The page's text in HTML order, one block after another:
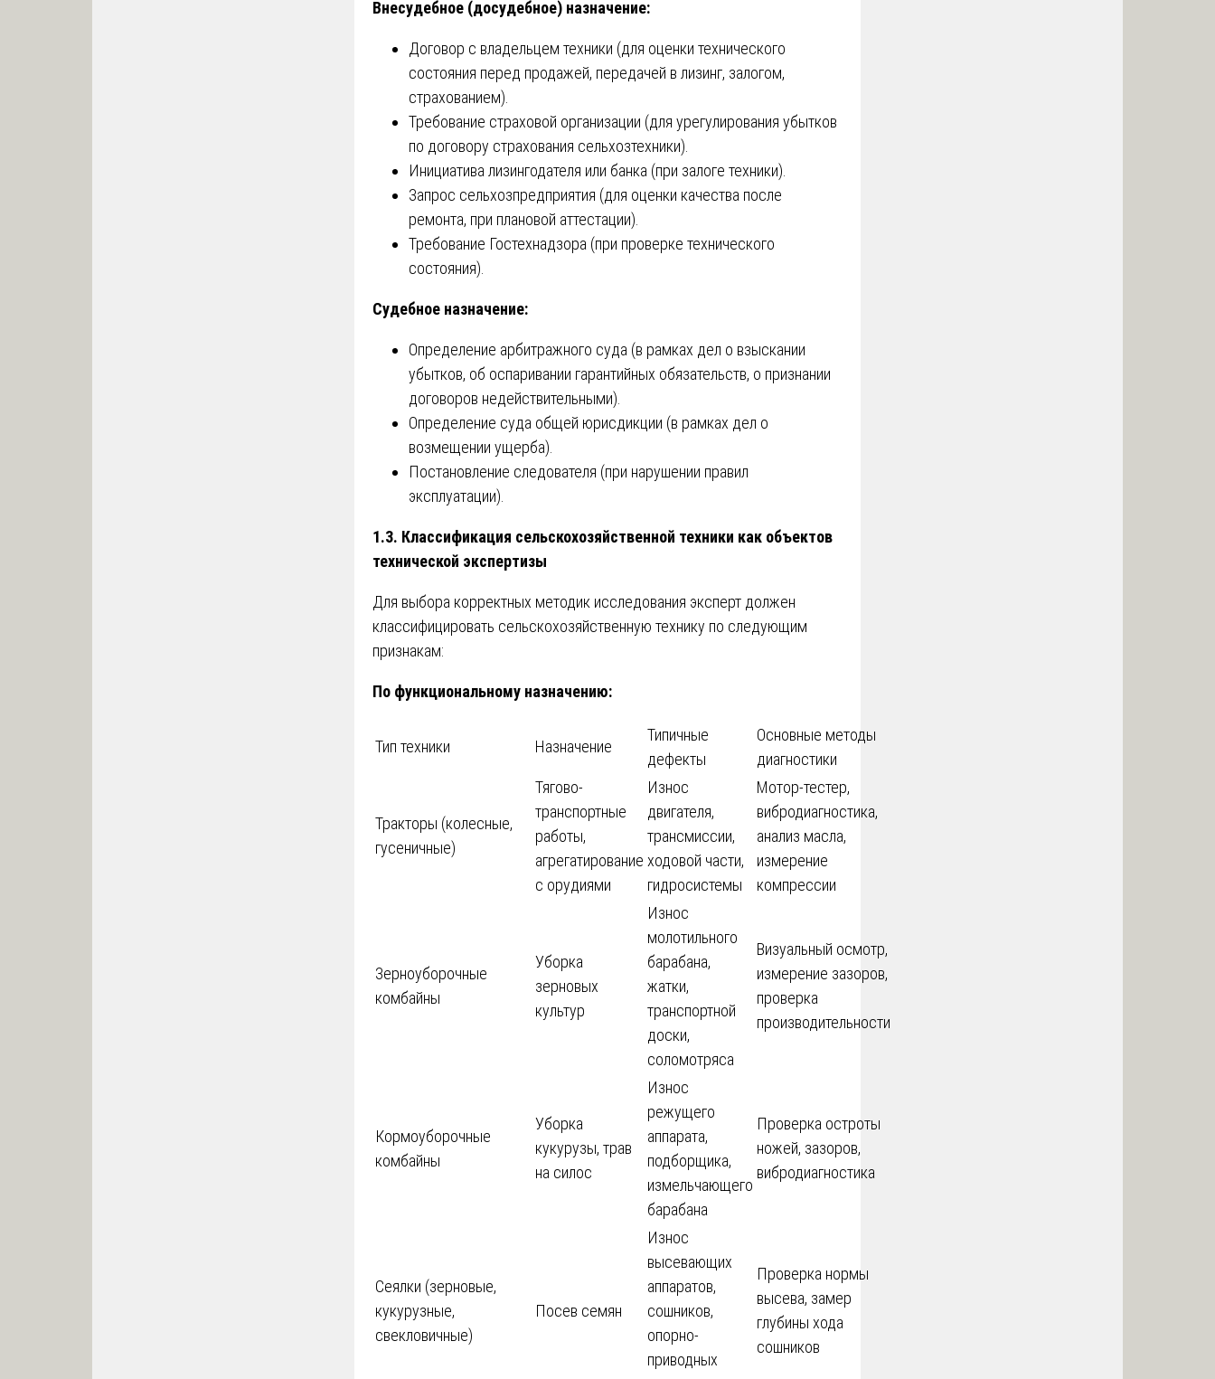
Внесудебное (досудебное) назначение:
Договор с владельцем техники (для оценки технического
состояния перед продажей, передачей в лизинг, залогом,
страхованием).
Требование страховой организации (для урегулирования убытков
по договору страхования сельхозтехники).
Инициатива лизингодателя или банка (при залоге техники).
Запрос сельхозпредприятия (для оценки качества после
ремонта, при плановой аттестации).
Требование Гостехнадзора (при проверке технического
состояния).
Судебное назначение:
Определение арбитражного суда (в рамках дел о взыскании
убытков, об оспаривании гарантийных обязательств, о признании
договоров недействительными).
Определение суда общей юрисдикции (в рамках дел о
возмещении ущерба).
Постановление следователя (при нарушении правил
эксплуатации).
1.3. Классификация сельскохозяйственной техники как объектов
технической экспертизы
Для выбора корректных методик исследования эксперт должен
классифицировать сельскохозяйственную технику по следующим
признакам:
По функциональному назначению:
Тип техники Назначение
Типичные
дефекты
Основные методы
диагностики
Тракторы (колесные,
гусеничные)
Тягово-
транспортные
работы,
агрегатирование
с орудиями
Износ
двигателя,
трансмиссии,
ходовой части,
гидросистемы
Мотор-тестер,
вибродиагностика,
анализ масла,
измерение
компрессии
Зерноуборочные
комбайны
Уборка
зерновых
культур
Износ
молотильного
барабана,
жатки,
транспортной
доски,
соломотряса
Визуальный осмотр,
измерение зазоров,
проверка
производительности
Кормоуборочные
комбайны
Уборка
кукурузы, трав
на силос
Износ
режущего
аппарата,
подборщика,
измельчающего
барабана
Проверка остроты
ножей, зазоров,
вибродиагностика
Сеялки (зерновые,
кукурузные,
свекловичные)
Посев семян
Износ
высевающих
аппаратов,
сошников,
опорно-
приводных
Проверка нормы
высева, замер
глубины хода
сошников